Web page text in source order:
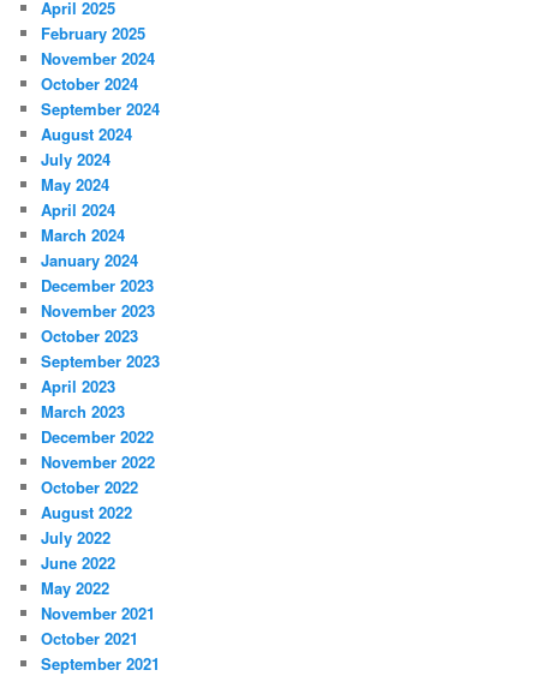
April 2025
February 2025
November 2024
October 2024
September 2024
August 2024
July 2024
May 2024
April 2024
March 2024
January 2024
December 2023
November 2023
October 2023
September 2023
April 2023
March 2023
December 2022
November 2022
October 2022
August 2022
July 2022
June 2022
May 2022
November 2021
October 2021
September 2021